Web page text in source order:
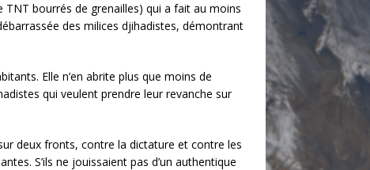
bourrés de grenailles) qui a fait au moins
des milices djihadistes, démontrant
Elle n’en abrite plus que moins de
qui veulent prendre leur revanche sur
deux fronts, contre la dictature et contre les
S’ils ne jouissaient pas d’un authentique